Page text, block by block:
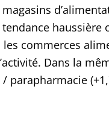
haussière
commerces
Dans la
parapharmacie